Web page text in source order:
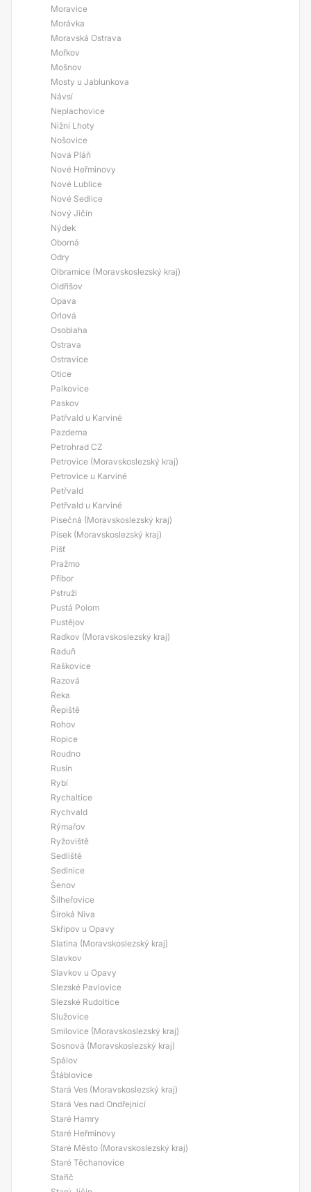
Moravice
Morávka
Moravská Ostrava
Mořkov
Mošnov
Mosty u Jablunkova
Návsí
Neplachovice
Nižní Lhoty
Nošovice
Nová Pláň
Nové Heřminovy
Nové Lublice
Nové Sedlice
Nový Jičín
Nýdek
Oborná
Odry
Olbramice (Moravskoslezský kraj)
Oldřišov
Opava
Orlová
Osoblaha
Ostrava
Ostravice
Otice
Palkovice
Paskov
Patřvald u Karviné
Pazderna
Petrohrad CZ
Petrovice (Moravskoslezský kraj)
Petrovice u Karviné
Petřvald
Petřvald u Karviné
Písečná (Moravskoslezský kraj)
Písek (Moravskoslezský kraj)
Píšť
Pražmo
Příbor
Pstruží
Pustá Polom
Pustějov
Radkov (Moravskoslezský kraj)
Raduň
Raškovice
Razová
Řeka
Řepiště
Rohov
Ropice
Roudno
Rusín
Rybí
Rychaltice
Rychvald
Rýmařov
Ryžoviště
Sedliště
Sedlnice
Šenov
Šilheřovice
Široká Niva
Skřipov u Opavy
Slatina (Moravskoslezský kraj)
Slavkov
Slavkov u Opavy
Slezské Pavlovice
Slezské Rudoltice
Služovice
Smilovice (Moravskoslezský kraj)
Sosnová (Moravskoslezský kraj)
Spálov
Štáblovice
Stará Ves (Moravskoslezský kraj)
Stará Ves nad Ondřejnicí
Staré Hamry
Staré Heřminovy
Staré Město (Moravskoslezský kraj)
Staré Těchanovice
Stařič